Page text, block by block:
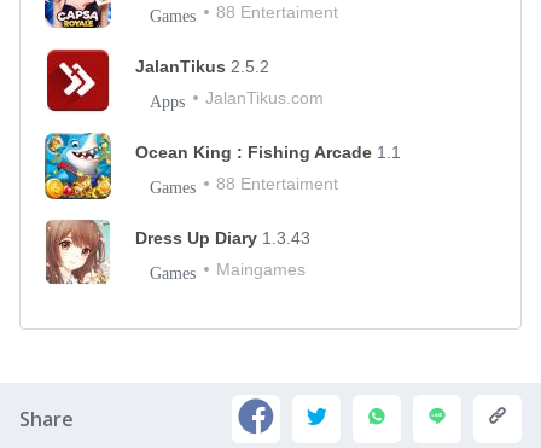
Games 88 Entertaiment
JalanTikus 2.5.2
Apps JalanTikus.com
Ocean King : Fishing Arcade 1.1
Games 88 Entertaiment
Dress Up Diary 1.3.43
Games Maingames
Share